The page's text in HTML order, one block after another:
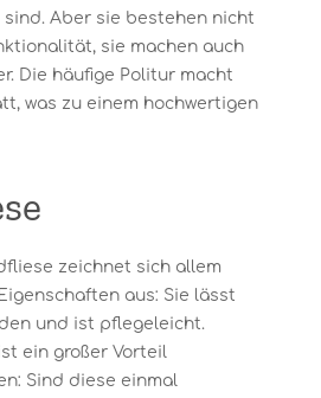
sind. Aber sie bestehen nicht
sie machen auch
Die häufige Politur macht
was zu einem hochwertigen
zeichnet sich allem
aus: Sie lässt
und ist pflegeleicht.
ein großer Vorteil
Sind diese einmal